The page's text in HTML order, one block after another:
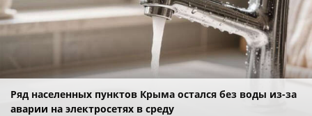
Ряд населенных пунктов Крыма остался без воды из-за
аварии на электросетях в среду